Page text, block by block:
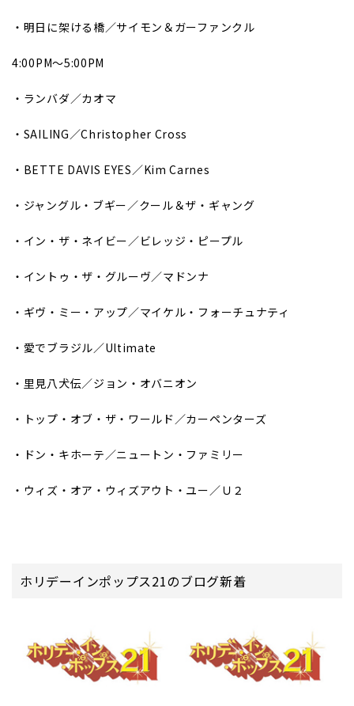
・明日に架ける橋／サイモン＆ガーファンクル
4:00PM～5:00PM
・ランバダ／カオマ
・SAILING／Christopher Cross
・BETTE DAVIS EYES／Kim Carnes
・ジャングル・ブギー／クール＆ザ・ギャング
・イン・ザ・ネイビー／ビレッジ・ピープル
・イントゥ・ザ・グルーヴ／マドンナ
・ギヴ・ミー・アップ／マイケル・フォーチュナティ
・愛でブラジル／Ultimate
・里見八犬伝／ジョン・オバニオン
・トップ・オブ・ザ・ワールド／カーペンターズ
・ドン・キホーテ／ニュートン・ファミリー
・ウィズ・オア・ウィズアウト・ユー／Ｕ２
ホリデーインポップス21のブログ新着